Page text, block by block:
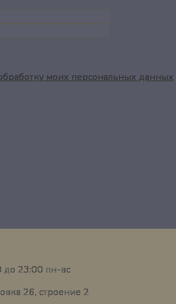
моих персональных данных
до 23:00 пн-вс
26, строение 2